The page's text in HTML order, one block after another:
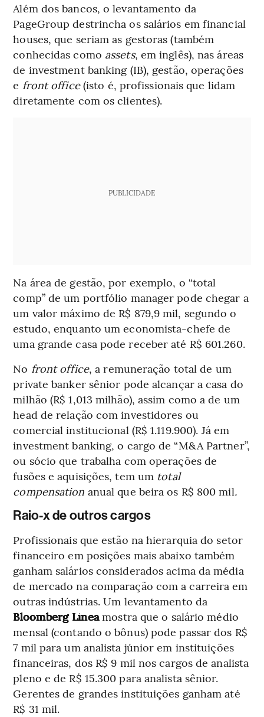
Além dos bancos, o levantamento da
PageGroup destrincha os salários em financial
houses, que seriam as gestoras (também
conhecidas como assets, em inglês), nas áreas
de investment banking (IB), gestão, operações
e front office(isto é, profissionais que lidam
diretamente com os clientes).
PUBLICIDADE
Na área de gestão, por exemplo, o “total
comp” de um portfólio manager pode chegar a
um valor máximo de R$ 879,9 mil, segundo o
estudo, enquanto um economista-chefe de
uma grande casa pode receber até R$ 601.260.
No front office, a remuneração total de um
private banker sênior pode alcançar a casa do
milhão (R$ 1,013 milhão), assim como a de um
head de relação com investidores ou
comercial institucional (R$ 1.119.900). Já em
investment banking, o cargo de “M&A Partner”,
ou sócio que trabalha com operações de
fusões e aquisições, tem um total
compensation anual que beira os R$ 800 mil.
Raio-x de outros cargos
Profissionais que estão na hierarquia do setor
financeiro em posições mais abaixo também
ganham salários considerados acima da média
de mercado na comparação com a carreira em
outras indústrias. Um levantamento da
Bloomberg Líneamostra que o salário médio
mensal (contando o bônus) pode passar dos R$
7 mil para um analista júnior em instituições
financeiras, dos R$ 9 mil nos cargos de analista
pleno e de R$ 15.300 para analista sênior.
Gerentes de grandes instituições ganham até
R$ 31 mil.